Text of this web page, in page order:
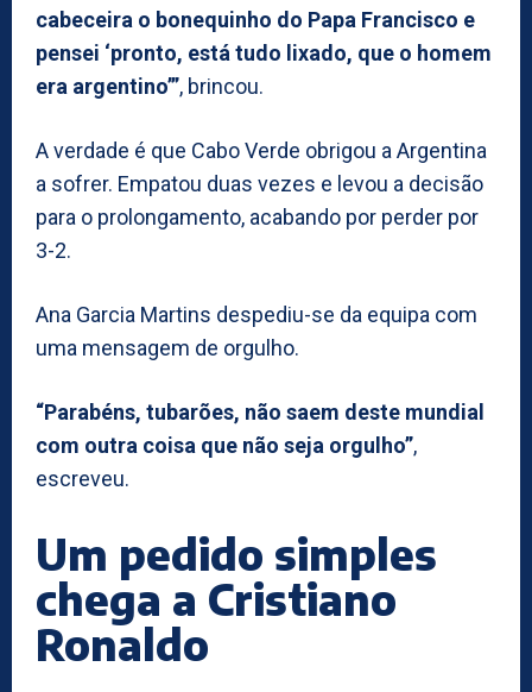
cabeceira o bonequinho do Papa Francisco e
pensei ‘pronto, está tudo lixado, que o homem
era argentino’”, brincou.
A verdade é que Cabo Verde obrigou a Argentina
a sofrer. Empatou duas vezes e levou a decisão
para o prolongamento, acabando por perder por
3-2.
Ana Garcia Martins despediu-se da equipa com
uma mensagem de orgulho.
“Parabéns, tubarões, não saem deste mundial
com outra coisa que não seja orgulho”,
escreveu.
Um pedido simples
chega a Cristiano
Ronaldo